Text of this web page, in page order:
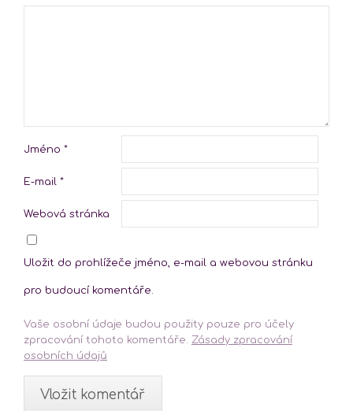
Jméno *
E-mail *
Webová stránka
Uložit do prohlížeče jméno, e-mail a webovou stránku
pro budoucí komentáře.
Vaše osobní údaje budou použity pouze pro účely
zpracování tohoto komentáře. Zásady zpracování
osobních údajů